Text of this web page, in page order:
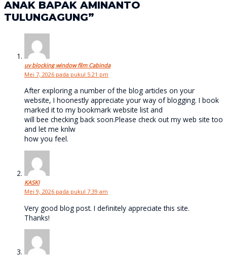
ANAK BAPAK AMINANTO
TULUNGAGUNG”
uv blocking window film Cabinda
Mei 7, 2026 pada pukul 5:21 pm
After exploring a number of the blog articles on your
website, I hoonestly appreciate your way of blogging. I book
marked it to my bookmark website list and
will bee checking back soon.Please check out my web site too
and let me knlw
how you feel.
KASKI
Mei 9, 2026 pada pukul 7:39 am
Very good blog post. I definitely appreciate this site.
Thanks!